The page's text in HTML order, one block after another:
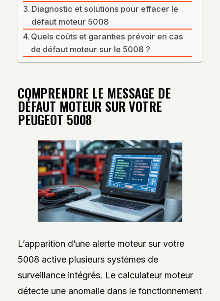
Diagnostic et solutions pour effacer le
défaut moteur 5008
Quels coûts et garanties prévoir en cas
de défaut moteur sur le 5008 ?
COMPRENDRE LE MESSAGE DE
DÉFAUT MOTEUR SUR VOTRE
PEUGEOT 5008
L’apparition d’une alerte moteur sur votre
5008 active plusieurs systèmes de
surveillance intégrés. Le calculateur moteur
détecte une anomalie dans le fonctionnement